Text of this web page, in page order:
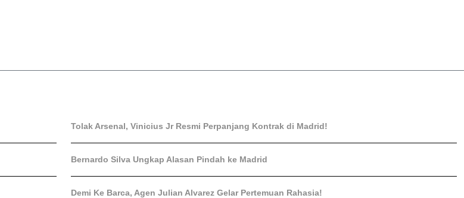
Tolak Arsenal, Vinicius Jr Resmi Perpanjang Kontrak di Madrid!
Bernardo Silva Ungkap Alasan Pindah ke Madrid
Demi Ke Barca, Agen Julian Alvarez Gelar Pertemuan Rahasia!